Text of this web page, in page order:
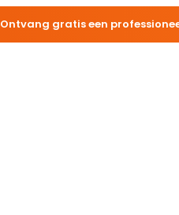
Ontvang gratis een